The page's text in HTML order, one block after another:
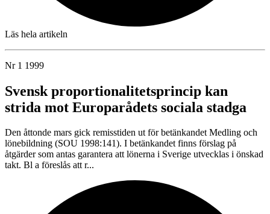
Läs hela artikeln
Nr 1 1999
Svensk proportionalitetsprincip kan
strida mot Europarådets sociala stadga
Den åttonde mars gick remisstiden ut för betänkandet Medling och
lönebildning (SOU 1998:141). I betänkandet finns förslag på
åtgärder som antas garantera att lönerna i Sverige utvecklas i önskad
takt. Bl a föreslås att r...